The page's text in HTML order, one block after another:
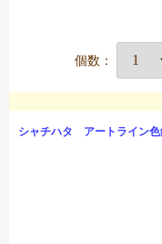
個数：
シャチハタ アートライン色